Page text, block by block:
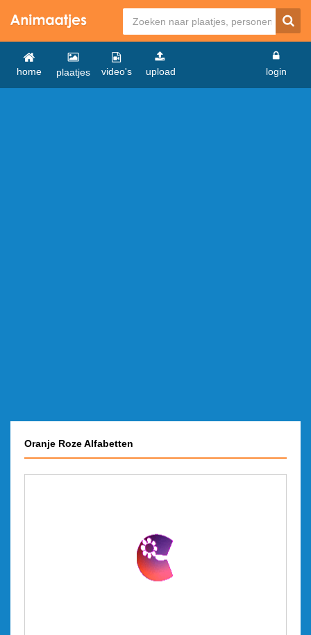
home plaatjes video's upload login
Oranje Roze Alfabetten